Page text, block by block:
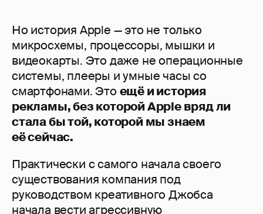
Но история Apple — это не только
микросхемы, процессоры, мышки и
видеокарты. Это даже не операционные
системы, плееры и умные часы со
смартфонами. Это ещё и история
рекламы, без которой Apple вряд ли
стала бы той, которой мы знаем
её сейчас.
Практически с самого начала своего
существования компания под
руководством креативного Джобса
начала вести агрессивную